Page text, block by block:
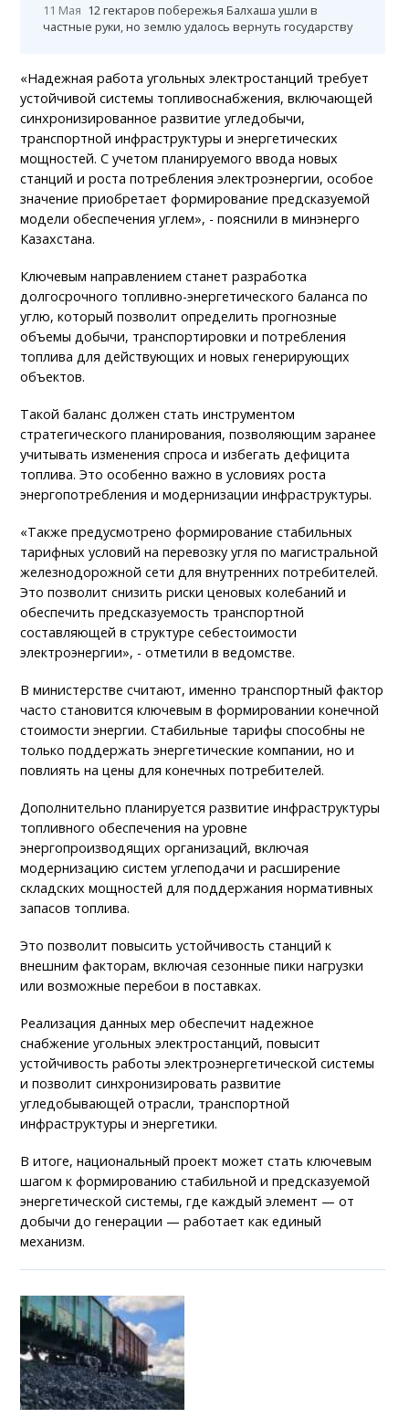
11 Мая 12 гектаров побережья Балхаша ушли в
частные руки, но землю удалось вернуть государству
«Надежная работа угольных электростанций требует
устойчивой системы топливоснабжения, включающей
синхронизированное развитие угледобычи,
транспортной инфраструктуры и энергетических
мощностей. С учетом планируемого ввода новых
станций и роста потребления электроэнергии, особое
значение приобретает формирование предсказуемой
модели обеспечения углем», - пояснили в минэнерго
Казахстана.
Ключевым направлением станет разработка
долгосрочного топливно-энергетического баланса по
углю, который позволит определить прогнозные
объемы добычи, транспортировки и потребления
топлива для действующих и новых генерирующих
объектов.
Такой баланс должен стать инструментом
стратегического планирования, позволяющим заранее
учитывать изменения спроса и избегать дефицита
топлива. Это особенно важно в условиях роста
энергопотребления и модернизации инфраструктуры.
«Также предусмотрено формирование стабильных
тарифных условий на перевозку угля по магистральной
железнодорожной сети для внутренних потребителей.
Это позволит снизить риски ценовых колебаний и
обеспечить предсказуемость транспортной
составляющей в структуре себестоимости
электроэнергии», - отметили в ведомстве.
В министерстве считают, именно транспортный фактор
часто становится ключевым в формировании конечной
стоимости энергии. Стабильные тарифы способны не
только поддержать энергетические компании, но и
повлиять на цены для конечных потребителей.
Дополнительно планируется развитие инфраструктуры
топливного обеспечения на уровне
энергопроизводящих организаций, включая
модернизацию систем углеподачи и расширение
складских мощностей для поддержания нормативных
запасов топлива.
Это позволит повысить устойчивость станций к
внешним факторам, включая сезонные пики нагрузки
или возможные перебои в поставках.
Реализация данных мер обеспечит надежное
снабжение угольных электростанций, повысит
устойчивость работы электроэнергетической системы
и позволит синхронизировать развитие
угледобывающей отрасли, транспортной
инфраструктуры и энергетики.
В итоге, национальный проект может стать ключевым
шагом к формированию стабильной и предсказуемой
энергетической системы, где каждый элемент — от
добычи до генерации — работает как единый
механизм.